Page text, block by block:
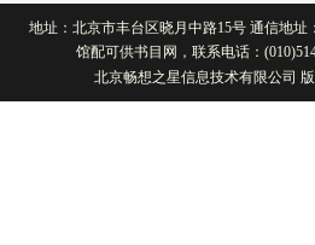
地址：北京市丰台区晓月中路15号 通信地址
馆配可供书目网，联系电话：
北京畅想之星信息技术有限公司